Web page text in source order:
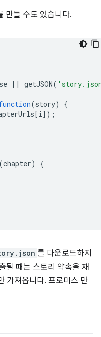
만들 수도 있습니다.
|| getJSON(
function(story)
{
[i]);
(chapter)
{
를 다운로드하지
될 때는 스토리 약속을 재
가져옵니다. 프로미스 만